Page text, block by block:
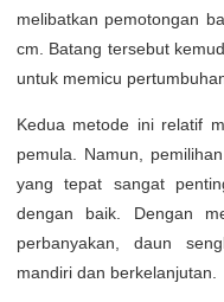
melibatkan pemotongan
cm. Batang tersebut
untuk memicu
Kedua metode ini relatif
pemula. Namun,
yang tepat sangat
dengan baik. Dengan
perbanyakan, daun
mandiri dan berkelanjutan.